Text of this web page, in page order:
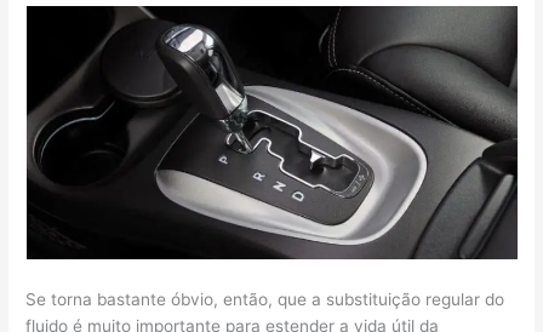
Se torna bastante óbvio, então, que a substituição regular do
fluido é muito importante para estender a vida útil da